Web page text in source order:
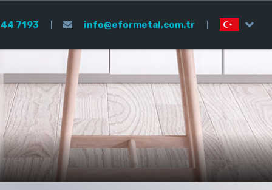
7193 info@eformetal.com.tr